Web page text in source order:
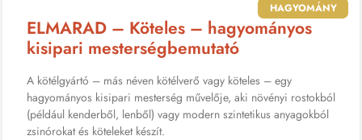
HAGYOMÁNY
ELMARAD – Köteles – hagyományos
kisipari mesterségbemutató
A kötélgyártó – más néven kötélverő vagy köteles – egy
hagyományos kisipari mesterség művelője, aki növényi rostokból
(például kenderből, lenből) vagy modern szintetikus anyagokból
zsinórokat és köteleket készít.